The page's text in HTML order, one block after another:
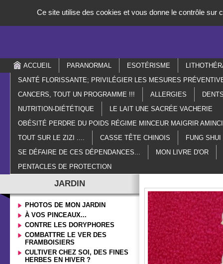
ACCUEIL PARANORMAL ESOTÉRISME
SANTÉ FLORISSANTE; PRIVILÉGIER LES MESURES
CANCERS, TOUT UN PROGRAMME !!!
ALLERGIES
NUTRITION-DIÉTÉTIQUE
LE LAIT UNE SACRÉE VACHERIE
OBÉSITÉ PERDRE DU POIDS RÉGIME MINCEUR MAIGRIR
TOUT SUR LE ZIZI ....
CASSE TÊTE CHINOIS
FUNG SHUI
SE DÉFAIRE DE CES DÉPENDANCES...
MON LIVRE D'OR
PENTACLES DE PROTECTION
JARDIN
PHOTOS DE MON JARDIN
À VOS PINCEAUX...
CONTRE LES DORYPHORES
COMBATTRE LE VER DES
FRAMBOISIERS
CULTIVER CHEZ SOI, DES FINES
HERBES EN HIVER ?
Ce site utilise des cookies et vous donne le contrôle sur